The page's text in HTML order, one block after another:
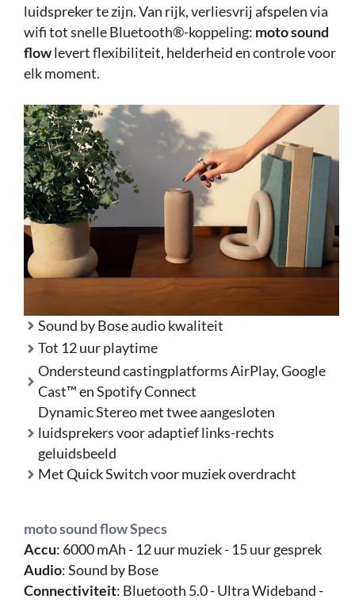
luidspreker te zijn. Van rijk, verliesvrij afspelen via
wifi tot snelle Bluetooth®-koppeling: moto sound
flowlevert flexibiliteit, helderheid en controle voor
elk moment.
Sound by Bose audio kwaliteit
Tot 12 uur playtime
Ondersteund castingplatforms AirPlay, Google
Cast™ en Spotify Connect
Dynamic Stereo met twee aangesloten
luidsprekers voor adaptief links-rechts
geluidsbeeld
Met Quick Switch voor muziek overdracht
moto sound flow Specs
Accu: 6000 mAh - 12 uur muziek - 15 uur gesprek
Audio: Sound by Bose
Connectiviteit: Bluetooth 5.0 - Ultra Wideband -